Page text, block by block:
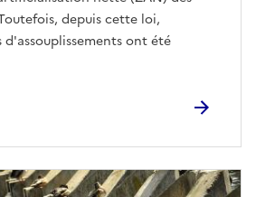
depuis cette loi,
d'assouplissements ont été